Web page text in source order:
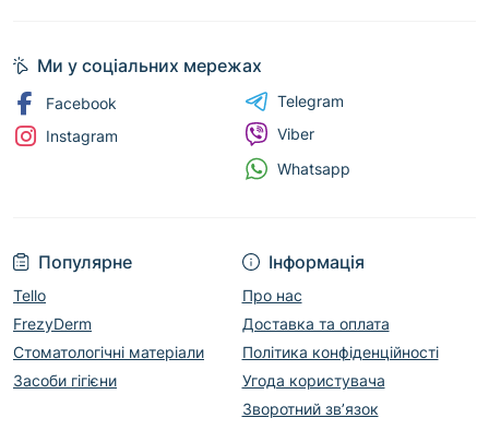
Популярне
Tello
FrezyDerm
Стоматологічні матеріали
Засоби гігієни
Інформація
Про нас
Доставка та оплата
Політика конфіденційності
Угода користувача
Зворотний зв’язок
Ми у соціальних мережах
Facebook
Instagram
Telegram
Viber
Whatsapp